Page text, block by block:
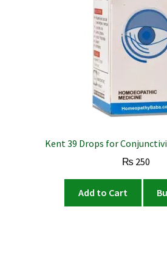
Kent 39 Drops for
₨ 250
Add to Cart